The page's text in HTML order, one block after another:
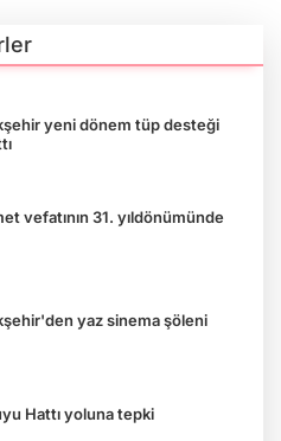
yeni dönem tüp desteği
vefatının 31. yıldönümünde
yaz sinema şöleni
Hattı yoluna tepki